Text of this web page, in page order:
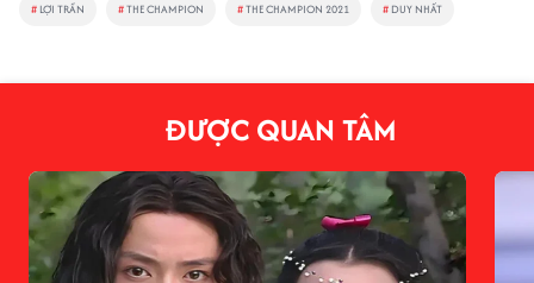
# LỢI TRẦN #THE CHAMPION #THE CHAMPION 2021 # DUY NHẤT
ĐƯỢC QUAN TÂM